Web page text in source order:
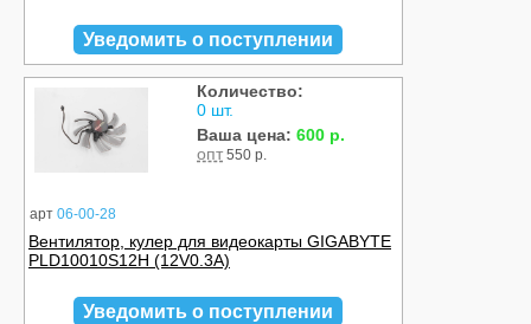
Уведомить о поступлении
арт 06-00-28
Количество:
0 шт.
Ваша цена: 600 р.
опт 550 р.
Вентилятор, кулер для видеокарты GIGABYTE
PLD10010S12H (12V0.3A)
Уведомить о поступлении